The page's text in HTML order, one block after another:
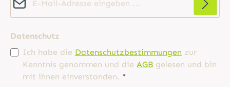
Datenschutz
Ich habe die Datenschutzbestimmungen zur
Kenntnis genommen und die AGB gelesen und bin
mit ihnen einverstanden. *